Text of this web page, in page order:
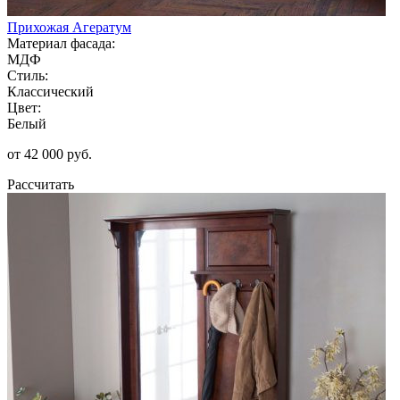
Прихожая Агератум
Материал фасада:
МДФ
Стиль:
Классический
Цвет:
Белый
от 42 000 руб.
Рассчитать